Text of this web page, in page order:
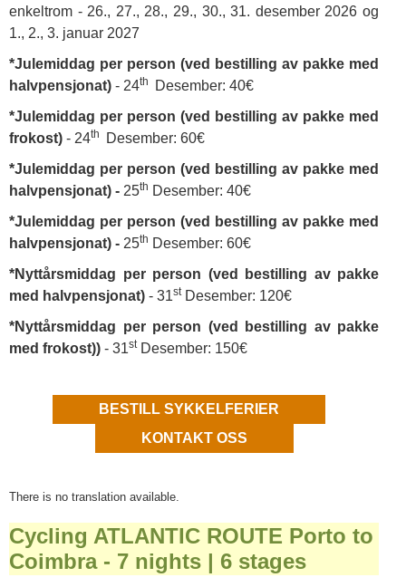
enkeltrom - 26., 27., 28., 29., 30., 31. desember 2026 og
1., 2., 3. januar 2027
*Julemiddag per person (ved bestilling av pakke med
halvpensjonat) - 24th
Desember: 40€
*Julemiddag per person (ved bestilling av pakke med
frokost) - 24th
Desember: 60€
*Julemiddag per person (ved bestilling av pakke med
halvpensjonat) - 25th Desember: 40€
*Julemiddag per person (ved bestilling av pakke med
halvpensjonat) - 25th Desember: 60€
*Nyttårsmiddag per person (ved bestilling av pakke
med halvpensjonat) - 31stDesember: 120€
*Nyttårsmiddag per person (ved bestilling av pakke
med frokost)) - 31stDesember: 150€
BESTILL SYKKELFERIER
KONTAKT OSS
There is no translation available.
Cycling ATLANTIC ROUTE Porto to
Coimbra - 7 nights | 6 stages